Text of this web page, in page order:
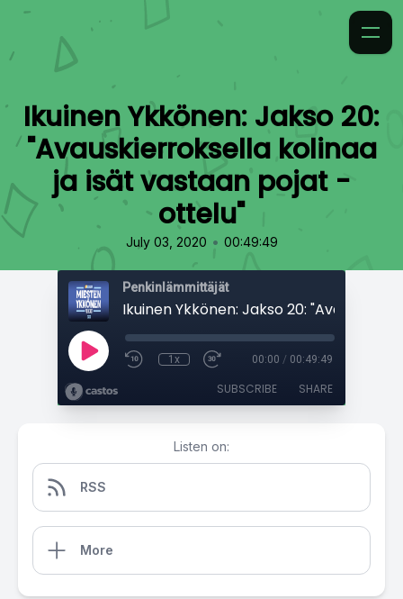
Ikuinen Ykkönen: Jakso 20:
"Avauskierroksella kolinaa
ja isät vastaan pojat -
ottelu"
July 03, 2020 • 00:49:49
Penkinlämmittäjät
1x 00:00 / 00:49:49
SUBSCRIBE SHARE
Listen on:
RSS
More